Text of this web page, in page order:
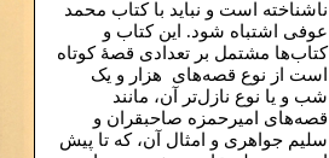
ناشناخته است و نباید با کتاب محمد
عوفی اشتباه شود. این کتاب و
کتاب‌ها مشتمل بر تعدادی قصۀ کوتاه
است از نوع قصه‌های هزار و یک
شب و یا نوع نازل‌تر آن، مانند
قصه‌های امیرحمزه صاحبقران و
سلیم جواهری و امثال آن، که تا پیش